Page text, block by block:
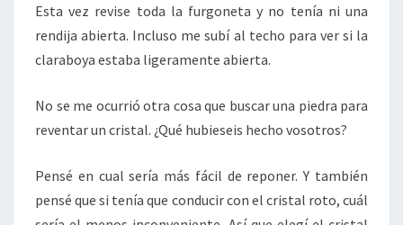
Esta vez revise toda la furgoneta y no tenía ni una
rendija abierta. Incluso me subí al techo para ver si la
claraboya estaba ligeramente abierta.
No se me ocurrió otra cosa que buscar una piedra para
reventar un cristal. ¿Qué hubieseis hecho vosotros?
Pensé en cual sería más fácil de reponer. Y también
pensé que si tenía que conducir con el cristal roto, cuál